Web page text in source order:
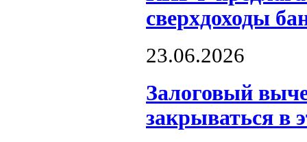
сверхдоходы
23.06.2026
Залоговый
закрываться в